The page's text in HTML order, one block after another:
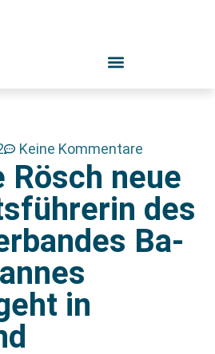
Keine Kommentare
Rösch neue
des
Ba-
in